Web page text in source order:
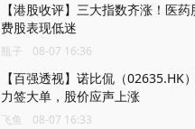
【港股收评】三大指数齐涨！医
费股表现低迷
瓶子 08-07 16:36
【百强透视】诺比侃（02635.HK
力签大单，股价应声上涨
飞鱼 08-07 16:33